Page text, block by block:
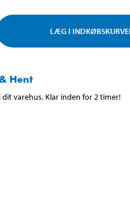
LÆG I
Hent
dit varehus. Klar inden for 2 timer!